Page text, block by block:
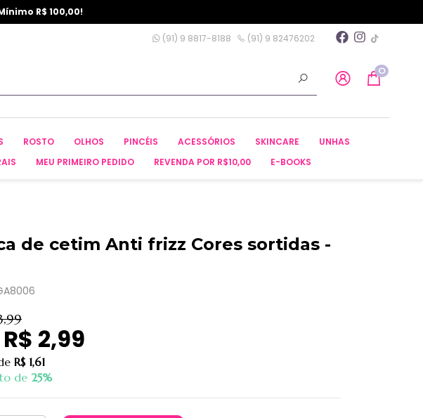
R$ 100,00!
(91) 9 8817-8188 (91) 9 82476202
0
ROSTO OLHOS PINCÉIS ACESSÓRIOS SKINCARE
UNHAS
MEU PRIMEIRO PEDIDO REVENDA POR R$10,00 E-BOOKS
de cetim Anti frizz Cores sortidas -
R$ 2,99
R$ 1,61
de 25%